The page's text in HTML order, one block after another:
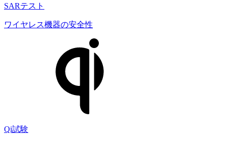
SARテスト
ワイヤレス機器の安全性
Qi試験